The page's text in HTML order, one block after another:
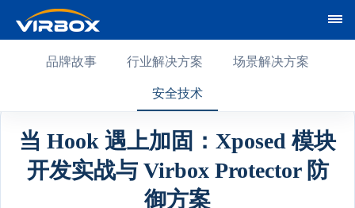
品牌故事 行业解决方案 场景解决方案
安全技术
当 Hook 遇上加固：Xposed 模块
开发实战与 Virbox Protector 防
御方案